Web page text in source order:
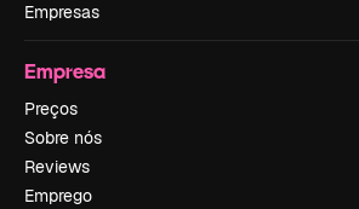
Empresas
Empresa
Preços
Sobre nós
Reviews
Emprego